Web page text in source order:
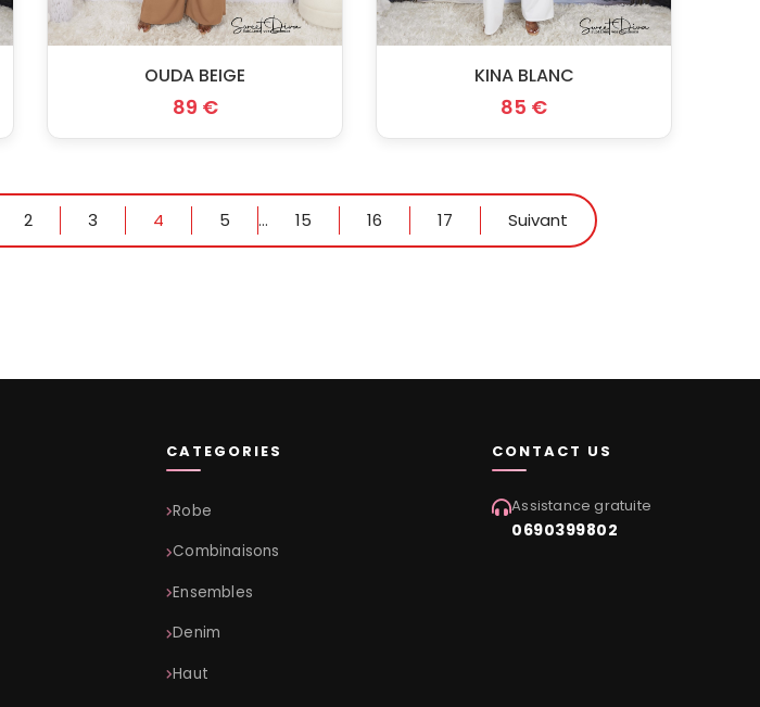
OUDA BEIGE
89 €
KINA BLANC
85 €
2 3 4 5 ... 15 16 17 Suivant
CATEGORIES
Robe
Combinaisons
Ensembles
Denim
Haut
CONTACT US
Assistance gratuite
0690399802